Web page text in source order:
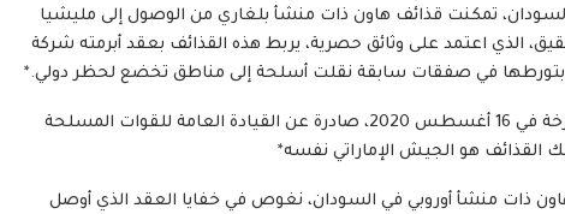
السودان، تمكنت قذائف هاون ذات منشأ بلغاري من الوصول إلى مليشيا
الذي اعتمد على وثائق حصرية، يربط هذه القذائف بعقد أبرمته شركة
بتورطها في صفقات سابقة نقلت أسلحة إلى مناطق تخضع لحظر دولي.*
*إحدى الوثائق المسربة، وهي شهادة تسليم مؤرخة في 16 أغسطس 2020، صادرة عن القيادة العامة للقوات المسلحة
القذائف هو الجيش الإماراتي نفسه*
ذات منشأ أوروبي في السودان، نغوص في خفايا العقد الذي أوصل